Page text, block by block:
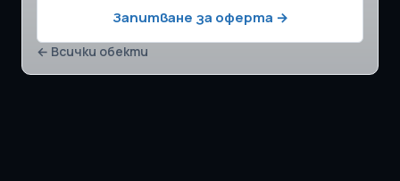
Запитване за оферта →
← Всички обекти